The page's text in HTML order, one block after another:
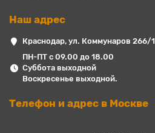
Наш адрес
Краснодар, ул. Коммунаров 266/1
ПН-ПТ с 09.00 до 18.00
Суббота выходной
Воскресенье выходной.
Телефон и адрес в Москве